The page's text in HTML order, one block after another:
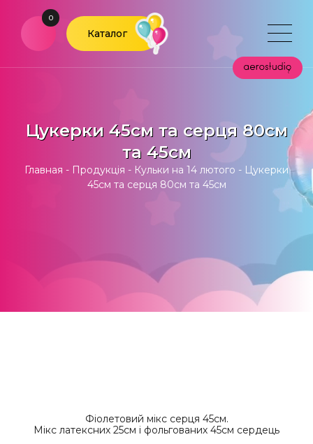
0
Каталог
Цукерки 45см та серця 80см
та 45см
Главная - Продукція - Кульки на 14 лютого - Цукерки
45см та серця 80см та 45см
Фіолетовий мікс серця 45см.
Мікс латексних 25см і фольгованих 45см сердець